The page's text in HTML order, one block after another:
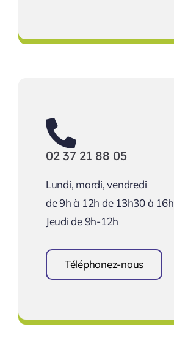
02 37 21 88 05
Lundi, mardi, vendredi
de 9h à 12h de 13h30 à 16h
Jeudi de 9h-12h
Téléphonez-nous